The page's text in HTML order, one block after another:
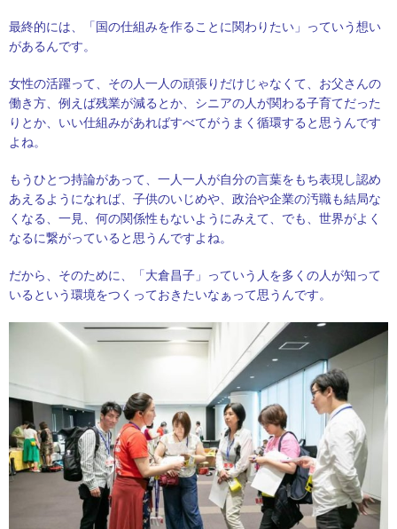
最終的には、「国の仕組みを作ることに関わりたい」っていう想い
があるんです。
女性の活躍って、その人一人の頑張りだけじゃなくて、お父さんの
働き方、例えば残業が減るとか、シニアの人が関わる子育てだった
りとか、いい仕組みがあればすべてがうまく循環すると思うんです
よね。
もうひとつ持論があって、一人一人が自分の言葉をもち表現し認め
あえるようになれば、子供のいじめや、 政治や企業の汚職も結局な
くなる、一見、何の関係性もないようにみえて、でも、世界がよく
なるに繋がっていると思うんですよね。
だから、そのために、「大倉昌子」っていう人を多くの人が知って
いるという環境をつくっておきたいなぁって思うんです。